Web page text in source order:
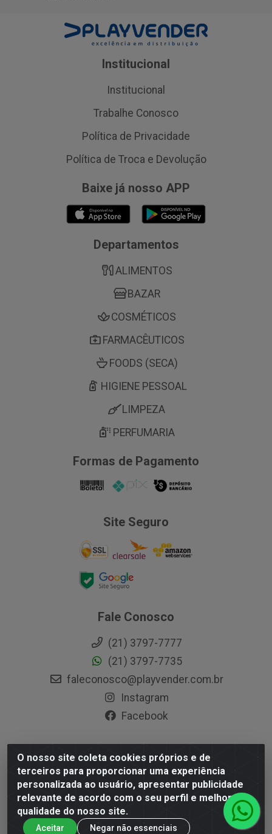
O nosso site coleta cookies próprios e de
terceiros para proporcionar uma experiência
personalizada ao usuário, apresentar publicidade
relevante de acordo com o seu perfil e melhorar a
qualidade do nosso site.
Aceitar Negar não essenciais
Institucional
Institucional
Trabalhe Conosco
Política de Privacidade
Política de Troca e Devolução
Baixe já nosso APP
Departamentos
ALIMENTOS
BAZAR
COSMÉTICOS
FARMACÊUTICOS
FOODS (SECA)
HIGIENE PESSOAL
LIMPEZA
PERFUMARIA
Formas de Pagamento
Site Seguro
Fale Conosco
(21) 3797-7777
(21) 3797-7735
faleconosco@playvender.com.br
Instagram
Facebook
Playvender Distribuidora - Avenida Ana Dantas, 183-
Xerém - Duque de Caxias / RJ - CEP 25250-415 - CNPJ
05.762.204/0001-83